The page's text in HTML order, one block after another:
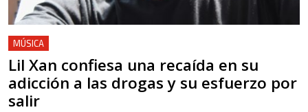
MÚSICA
Lil Xan confiesa una recaída en su
adicción a las drogas y su esfuerzo por
salir